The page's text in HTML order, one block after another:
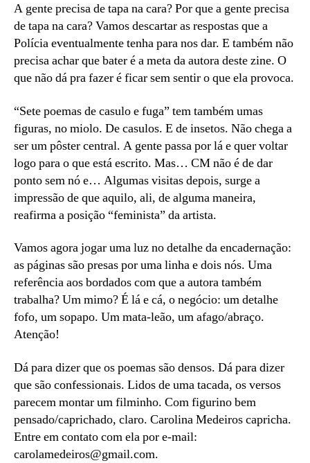
A gente precisa de tapa na cara? Por que a gente precisa
de tapa na cara? Vamos descartar as respostas que a
Polícia eventualmente tenha para nos dar. E também não
precisa achar que bater é a meta da autora deste zine. O
que não dá pra fazer é ficar sem sentir o que ela provoca.
“Sete poemas de casulo e fuga” tem também umas
figuras, no miolo. De casulos. E de insetos. Não chega a
ser um pôster central. A gente passa por lá e quer voltar
logo para o que está escrito. Mas… CM não é de dar
ponto sem nó e… Algumas visitas depois, surge a
impressão de que aquilo, ali, de alguma maneira,
reafirma a posição “feminista” da artista.
Vamos agora jogar uma luz no detalhe da encadernação:
as páginas são presas por uma linha e dois nós. Uma
referência aos bordados com que a autora também
trabalha? Um mimo? É lá e cá, o negócio: um detalhe
fofo, um sopapo. Um mata-leão, um afago/abraço.
Atenção!
Dá para dizer que os poemas são densos. Dá para dizer
que são confessionais. Lidos de uma tacada, os versos
parecem montar um filminho. Com figurino bem
pensado/caprichado, claro. Carolina Medeiros capricha.
Entre em contato com ela por e-mail:
carolamedeiros@gmail.com.